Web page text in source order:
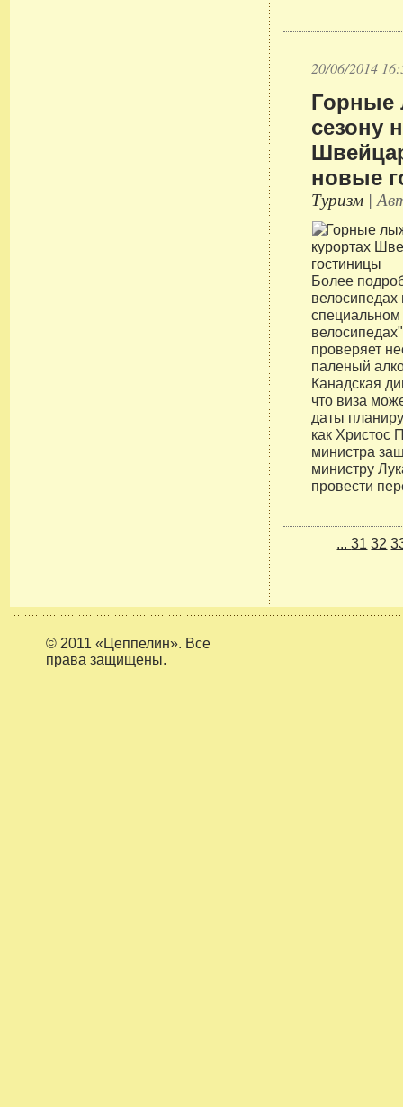
20/06/2014
Горные
сезону
новые
Туризм |
Более
проверяет
паленый
Канадская
что виза
даты
как Христос
министра
министру
провести
...31 32
© 2011 «Цеппелин». Все
права защищены.